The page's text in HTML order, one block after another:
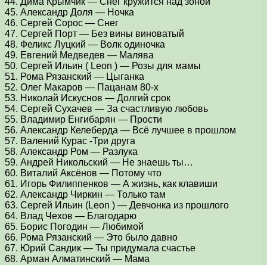
45. Александр Доля — Ночка
46. Сергей Сорос — Снег
47. Сергей Порт — Без вины виноватый
48. Феликс Луцкий — Волк одиночка
49. Евгений Медведев — Малява
50. Cергей Ильин ( Leon ) — Розы для мамы
51. Рома Рязанский — Цыганка
52. Олег Макаров — Пацанам 80-х
53. Николай Искуснов — Долгий срок
54. Сергей Сухачев — За счастливую любовь
55. Владимир Енгибарян — Прости
56. Александр Келеберда — Всё лучшее в прошлом
57. Валений Курас -Три друга
58. Александр Ром — Разлука
59. Андрей Никольский — Не знаешь ты…
60. Виталий Аксёнов — Потому что
61. Игорь Филиппенков — А жизнь, как клавиши
62. Александр Чиркин — Только там
63. Сергей Ильин (Leon ) — Девчонка из прошлого
64. Влад Чехов — Благодарю
65. Борис Погодин — Любимой
66. Рома Рязанский — Это было давно
67. Юрий Сандик — Ты придумала счастье
68. Арман Алматинский — Мама